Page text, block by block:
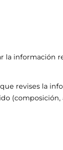
la información
revises la
(composición,